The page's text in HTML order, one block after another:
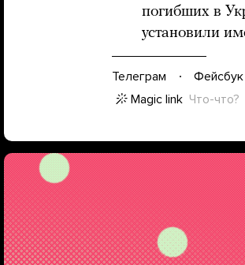
погибших в
установили
Телеграм Фейсбук
Magic link Что-что?